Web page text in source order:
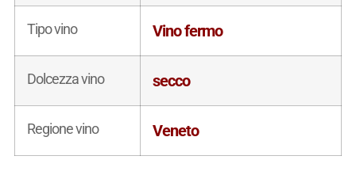
Tipo vino Vino fermo
Dolcezza vino secco
Regione vino Veneto